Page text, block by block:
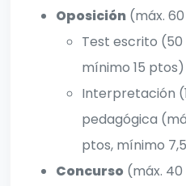
Oposición (máx.
Test escrito
mínimo 15 ptos)
Interpretación
pedagógica
ptos, mínimo 7,5
Concurso (máx.